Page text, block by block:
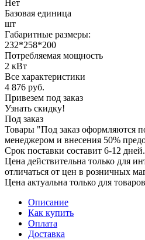
Нет
Базовая единица
шт
Габаритные размеры:
232*258*200
Потребляемая мощность
2 кВт
Все характеристики
4 876 руб.
Привезем под заказ
Узнать скидку!
Под заказ
Товары "Под заказ оформляются
менеджером и внесения 50%
Срок поставки составит 6-12 дней.
Цена действительна только для
отличаться от цен в розничных
Цена актуальна только для
Описание
Как купить
Оплата
Доставка